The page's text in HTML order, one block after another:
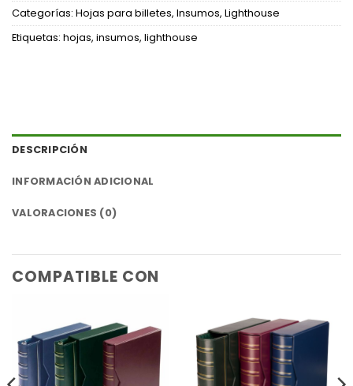
Categorías: Hojas para billetes, Insumos, Lighthouse
Etiquetas: hojas, insumos, lighthouse
DESCRIPCIÓN
INFORMACIÓN ADICIONAL
VALORACIONES (0)
COMPATIBLE CON